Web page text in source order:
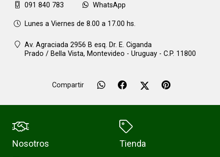
091 840 783 WhatsApp
Lunes a Viernes de 8.00 a 17.00 hs.
Av. Agraciada 2956 B esq. Dr. E. Ciganda
Prado / Bella Vista, Montevideo - Uruguay - C.P. 11800
Compartir
Nosotros Tienda